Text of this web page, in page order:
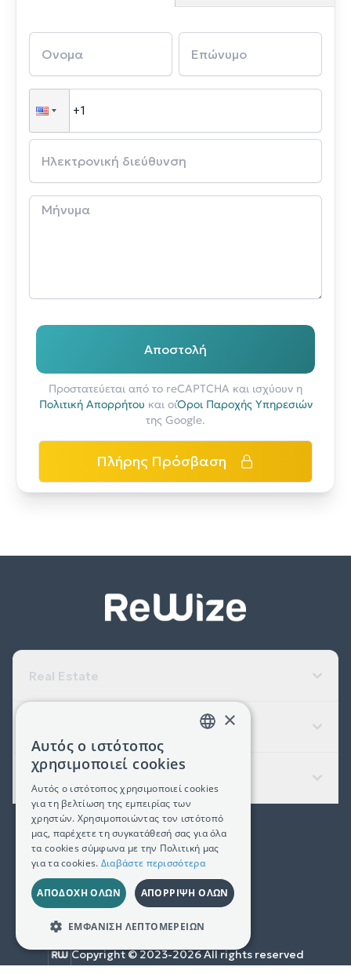
Αποστολή
Προστατεύεται από το reCAPTCHA και ισχύουν η
Πολιτική Απορρήτου και οιΌροι Παροχής Υπηρεσιών
της Google.
Πλήρης Πρόσβαση
Real Estate
(+30) 2311 24.15.60
FacebookInstagram
Γ.Ε.ΜΗ. 181367406000
Copyright © 2023-2026All rights reserved
×
Αυτός ο ιστότοπος
χρησιμοποιεί cookies
Αυτός ο ιστότοπος χρησιμοποιεί cookies
για τη βελτίωση της εμπειρίας των
χρηστών. Χρησιμοποιώντας τον ιστότοπό
μας, παρέχετε τη συγκατάθεσή σας για όλα
τα cookies σύμφωνα με την Πολιτική μας
για τα cookies. Διαβάστε περισσότερα
ΑΠΟΔΟΧΉ ΌΛΩΝ ΑΠΌΡΡΙΨΗ ΌΛΩΝ
ΕΜΦΆΝΙΣΗ ΛΕΠΤΟΜΕΡΕΙΏΝ